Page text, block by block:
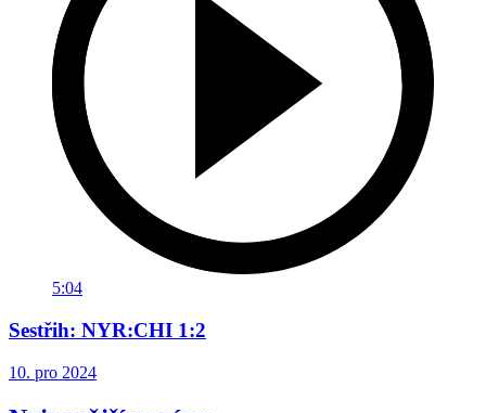
5:04
Sestřih: NYR:CHI 1:2
10. pro 2024